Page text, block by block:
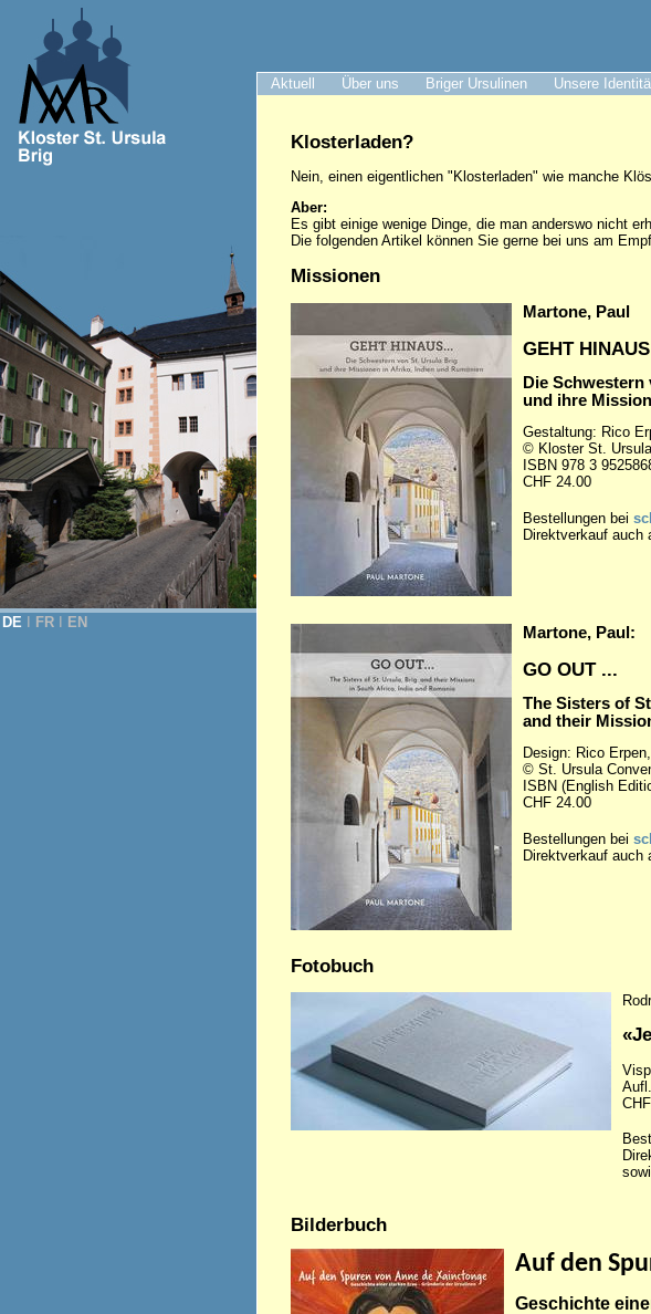
Aktuell Über uns Briger Ursulinen Unsere
DE FR EN
Klosterladen?
Nein, einen eigentlichen "Klosterladen" wie manche
Aber:
Es gibt einige wenige Dinge, die man anderswo nicht
Die folgenden Artikel können Sie gerne bei uns am
Missionen
Martone, Paul
GEHT
Die
und ihre
Gestaltung: Rico
© Kloster St.
ISBN 978 3
CHF 24.00
Bestellungen bei
Direktverkauf auch
Martone, Paul:
GO OUT ...
The Sisters of
and their
Design: Rico
© St. Ursula
ISBN (English
CHF 24.00
Bestellungen bei
Direktverkauf auch
Fotobuch
Bilderbuch
Auf den
Geschichte